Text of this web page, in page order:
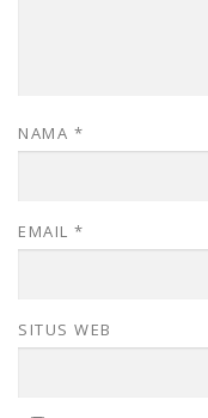
NAMA *
EMAIL *
SITUS WEB